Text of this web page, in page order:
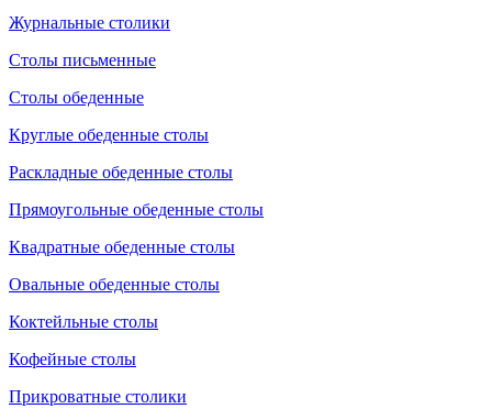
Журнальные столики
Столы письменные
Столы обеденные
Круглые обеденные столы
Раскладные обеденные столы
Прямоугольные обеденные столы
Квадратные обеденные столы
Овальные обеденные столы
Коктейльные столы
Кофейные столы
Прикроватные столики